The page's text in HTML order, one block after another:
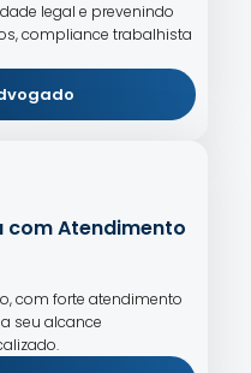
legal e prevenindo
compliance trabalhista
com Atendimento
com forte atendimento
seu alcance